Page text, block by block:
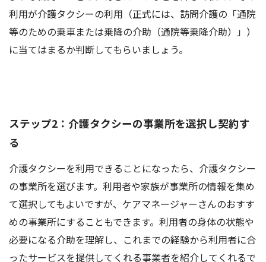
利用が介護タクシーの利用（正式には、訪問介護の「通院
等のための乗車または乗降の介助（通院等乗降介助）」）
に当てはまるか判断してもらいましょう。
ステップ2：介護タクシーの事業所を選択し契約す
る
介護タクシーを利用できることになったら、介護タクシー
の事業所を選びます。利用者や家族が事業所の情報を集め
て選択してもよいですが、ケアマネージャーさんのおすす
めの事業所にすることもできます。利用者の身体の状態や
必要になる介助を理解し、これまでの経験から利用者に合
ったサービスを提供してくれる事業者を紹介してくれるで